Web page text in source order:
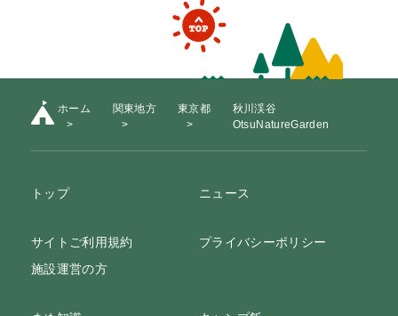
ホーム 関東地方 東京都
秋川渓谷
OtsuNatureGarden
トップ ニュース
サイトご利用規約
プライバシーポリシー
施設運営の方